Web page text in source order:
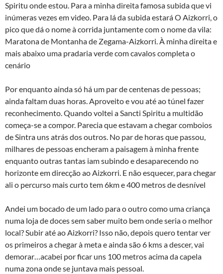
Spiritu onde estou. Para a minha direita famosa subida que vi
inúmeras vezes em video. Para lá da subida estará O Aizkorri, o
pico que dá o nome à corrida juntamente com o nome da vila:
Maratona de Montanha de Zegama-Aizkorri. À minha direita e
mais abaixo uma pradaria verde com cavalos completa o
cenário
Por enquanto ainda só há um par de centenas de pessoas;
ainda faltam duas horas. Aproveito e vou até ao túnel fazer
reconhecimento. Quando voltei a Sancti Spiritu a multidão
começa-se a compor. Parecia que estavam a chegar comboios
de Sintra uns atrás dos outros. No par de horas que passou,
milhares de pessoas encheram a paisagem à minha frente
enquanto outras tantas iam subindo e desaparecendo no
horizonte em direcção ao Aizkorri. E não esquecer, para chegar
ali o percurso mais curto tem 6km e 400 metros de desnível
Andei um bocado de um lado para o outro como uma criança
numa loja de doces sem saber muito bem onde seria o melhor
local? Subir até ao Aizkorri? Isso não, depois quero tentar ver
os primeiros a chegar à meta e ainda são 6 kms a descer, vai
demorar…acabei por ficar uns 100 metros acima da capela
numa zona onde se juntava mais pessoal.